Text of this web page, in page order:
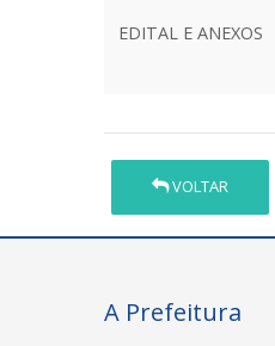
EDITAL E ANEXOS
VOLTAR
A Prefeitura